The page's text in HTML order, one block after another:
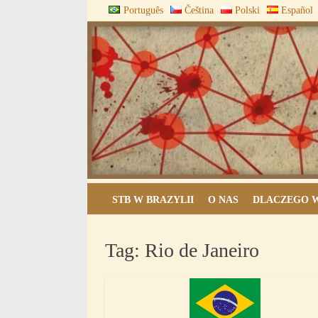
to
content
Português Čeština Polski Español
ARQUIVOS DO
STB W BRAZYLII O NAS DLACZEGO
Tag:Rio de Janeiro